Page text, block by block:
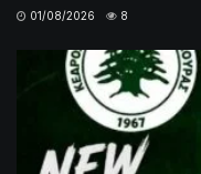
01/08/2026 8